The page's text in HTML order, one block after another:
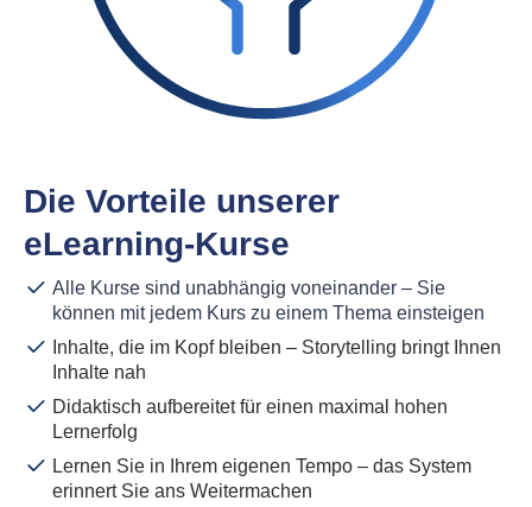
Die Vorteile unserer
eLearning-Kurse
Alle Kurse sind unabhängig voneinander – Sie
können mit jedem Kurs zu einem Thema einsteigen
Inhalte, die im Kopf bleiben – Storytelling bringt Ihnen
Inhalte nah
Didaktisch aufbereitet für einen maximal hohen
Lernerfolg
Lernen Sie in Ihrem eigenen Tempo – das System
erinnert Sie ans Weitermachen